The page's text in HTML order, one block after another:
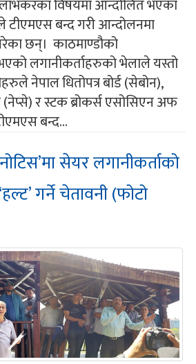
विषयमा आन्दोलित भएका
टीएमएस बन्द गरी आन्दोलनमा
छन्। काठमाण्डौको
लगानीकर्ताहरुको भेलाले यस्तो
नेपाल धितोपत्र बोर्ड (सेबोन),
र स्टक ब्रोकर्स एसोसिएन अफ
बन्द...
सेयर लगानीकर्ताको
गर्ने चेतावनी (फोटो